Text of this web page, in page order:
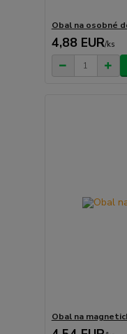
Obal na osobné
4,88 EUR/ks
Obal na